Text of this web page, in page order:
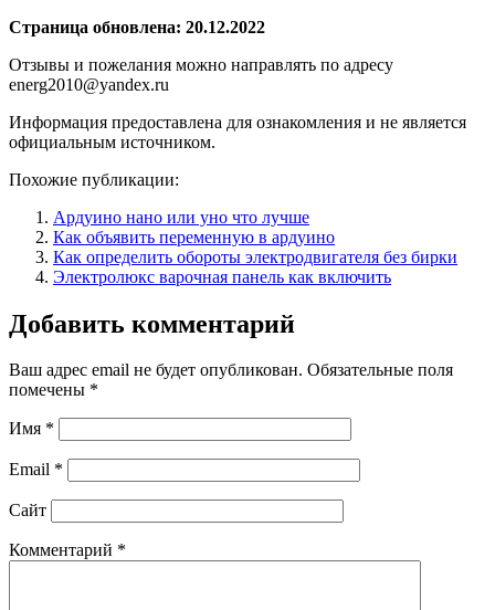
Страница обновлена: 20.12.2022
Отзывы и пожелания можно направлять по адресу
energ2010@yandex.ru
Информация предоставлена для ознакомления и не является
официальным источником.
Похожие публикации:
Ардуино нано или уно что лучше
Как объявить переменную в ардуино
Как определить обороты электродвигателя без бирки
Электролюкс варочная панель как включить
Добавить комментарий
Ваш адрес email не будет опубликован. Обязательные поля
помечены *
Имя *
Email *
Сайт
Комментарий *